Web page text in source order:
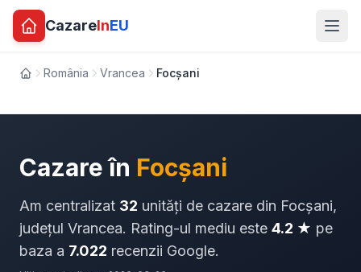
CazareInEU
AcasăRomânia Vrancea Focșani
Cazare în Focșani
Am centralizat 32 unități de cazare din Focșani,
județul Vrancea. Rating-ul mediu este 4.2 ★ pe
baza a 7.022 recenzii Google.